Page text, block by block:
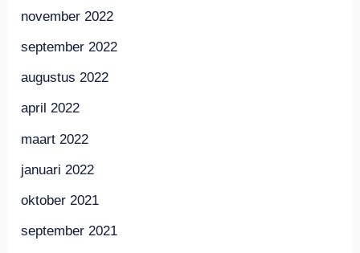
november 2022
september 2022
augustus 2022
april 2022
maart 2022
januari 2022
oktober 2021
september 2021